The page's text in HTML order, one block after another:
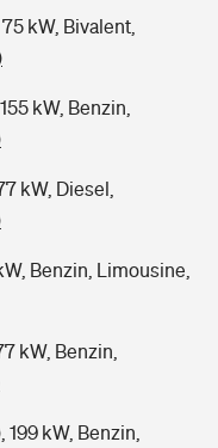
kW, Bivalent,
kW, Benzin,
kW, Diesel,
Benzin, Limousine,
kW, Benzin,
199 kW, Benzin,